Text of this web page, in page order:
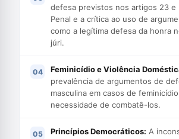
defesa previstos nos artigos 23 e
Penal e a crítica ao uso de
como a legítima defesa da honra
júri.
Feminicídio e Violência
prevalência de argumentos de
masculina em casos de
necessidade de combatê-los.
Princípios Democráticos: A